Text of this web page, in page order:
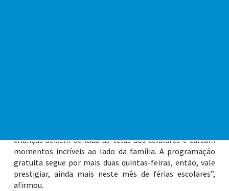
crianças deixem de lado as telas dos celulares e curtam
momentos incríveis ao lado da família. A programação
gratuita segue por mais duas quintas-feiras, então, vale
prestigiar, ainda mais neste mês de férias escolares”,
afirmou.